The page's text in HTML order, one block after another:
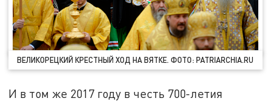
ВЕЛИКОРЕЦКИЙ КРЕСТНЫЙ ХОД НА ВЯТКЕ. ФОТО: PATRIARCHIA.RU
И в том же 2017 году в честь 700-летия